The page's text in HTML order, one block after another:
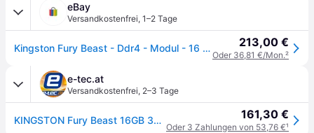
eBay
Versandkostenfrei, 1–2 Tage
Kingston Fury Beast - Ddr4 - Modul - 16 Gb - Dimm 288-pin 213,00 €
Oder 36,81 €/Mon.²
e-tec.at
Versandkostenfrei, 2–3 Tage
KINGSTON Fury Beast 16GB 3200MHz DDR4 161,30 €
Oder 3 Zahlungen von 53,76 €¹